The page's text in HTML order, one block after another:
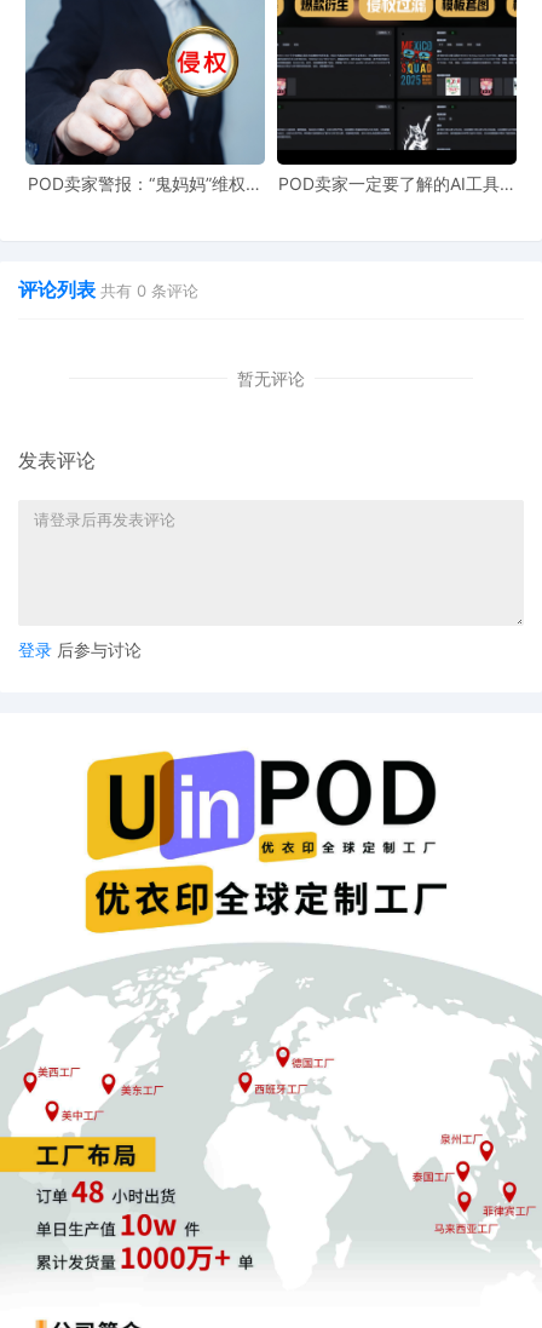
等，成为工装标志。Carhartt,品牌影响力广泛，不仅畅销
全球，深受专业工人喜爱，还跨界进入潮流圈，被嘻哈等亚
文化群体追捧。
POD卖家警报：“鬼妈妈”维权致
POD卖家一定要了解的AI工具，
评论列表 共有 0 条评论
暂无评论
发表评论
登录 后参与讨论